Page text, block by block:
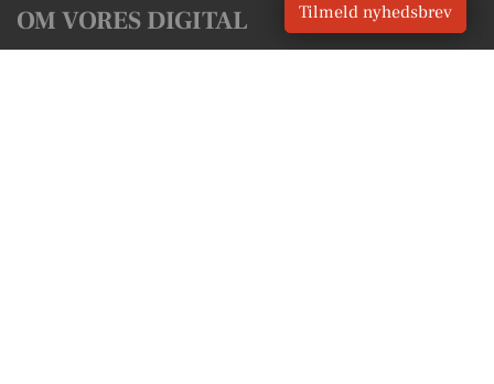
OM VORES DIGITAL Tilmeld nyhedsbrev